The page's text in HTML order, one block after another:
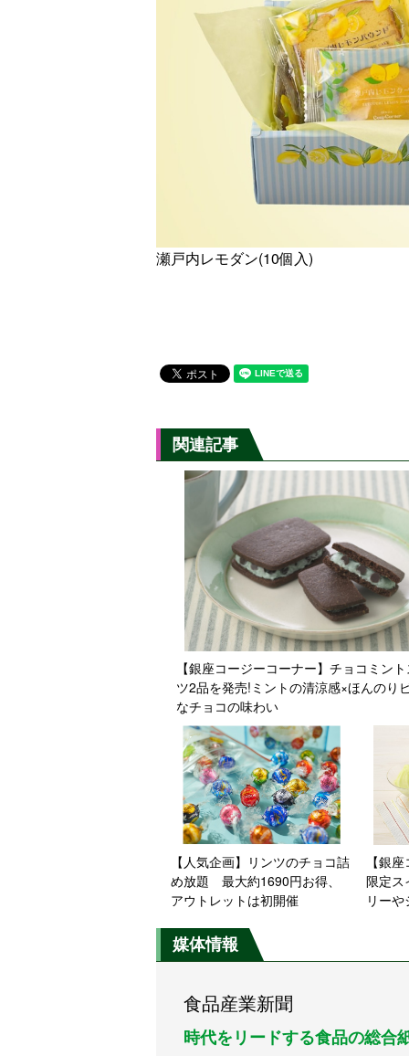
瀬戸内レモダン(10個入)
関連記事
【銀座コージーコーナー】チョコミン
ツ2品を発売!ミントの清涼感×ほんのり
なチョコの味わい
【人気企画】リンツのチョコ詰
め放題 最大約1690円お得、
アウトレットは初開催
【銀
限定ス
リー
媒体情報
食品産業新聞
時代をリードする食品の総合